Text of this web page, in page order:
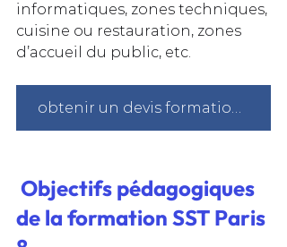
informatiques, zones techniques,
cuisine ou restauration, zones
d’accueil du public, etc.
obtenir un devis formation sst à Paris
Objectifs pédagogiques
de la formation SST Paris